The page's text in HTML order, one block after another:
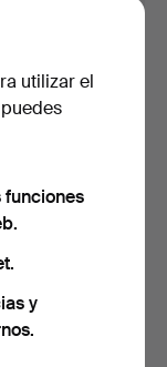
5 piezas,
utilizar el
funciones
y